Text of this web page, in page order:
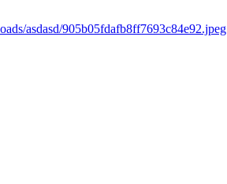
asdasd/905b05fdafb8ff7693c84e92.jpeg